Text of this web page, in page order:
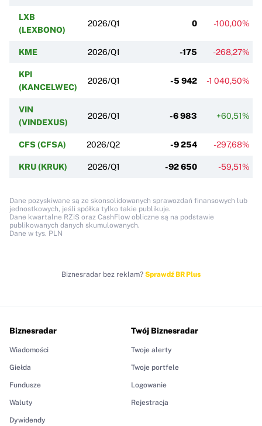
LXB
(LEXBONO)
2026/Q1 0 -100,00%
KME 2026/Q1 -175 -268,27%
KPI
(KANCELWEC)
2026/Q1 -5 942 -1 040,50%
VIN
(VINDEXUS)
2026/Q1 -6 983 +60,51%
CFS (CFSA) 2026/Q2 -9 254 -297,68%
KRU (KRUK) 2026/Q1 -92 650 -59,51%
Dane pozyskiwane są ze skonsolidowanych sprawozdań finansowych lub
jednostkowych, jeśli spółka tylko takie publikuje.
Dane kwartalne RZiS oraz CashFlow obliczne są na podstawie
publikowanych danych skumulowanych.
Dane w tys. PLN
Biznesradar bez reklam? Sprawdź BR Plus
Biznesradar
Wiadomości
Giełda
Fundusze
Waluty
Dywidendy
Twój Biznesradar
Twoje alerty
Twoje portfele
Logowanie
Rejestracja